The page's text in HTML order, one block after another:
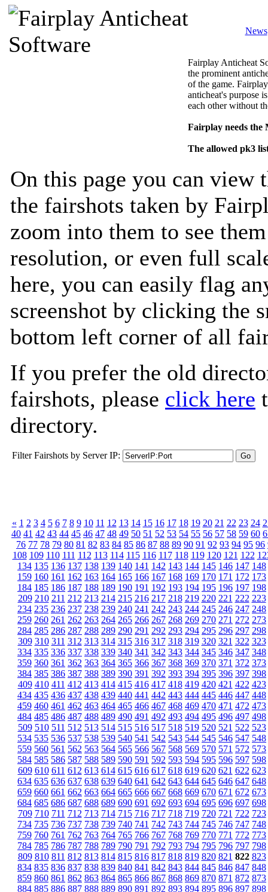
News
Fairplay Anticheat
the prominent
of the game.
anticheat's purpose
each other without
Fairplay needs
The allowed pk3
On this page you can view
the fairshots taken by
zoom into them to see
resolution, or even full
here, you can easily flag
screenshot by clicking the
bottom left corner of all
If you prefer the old
fairshots, please click here
directory.
Filter Fairshots by Server IP:
« 1 2 3 4 5 6 7 8 9 10 11 12 13 14 15 16 17 18 19 20 21 22 23 24
40 41 42 43 44 45 46 47 48 49 50 51 52 53 54 55 56 57 58 59 60
76 77 78 79 80 81 82 83 84 85 86 87 88 89 90 91 92 93 94 95 96
108 109 110 111 112 113 114 115 116 117 118 119 120 121 122
134 135 136 137 138 139 140 141 142 143 144 145 146 147 148
159 160 161 162 163 164 165 166 167 168 169 170 171 172 173
184 185 186 187 188 189 190 191 192 193 194 195 196 197 198
209 210 211 212 213 214 215 216 217 218 219 220 221 222 223
234 235 236 237 238 239 240 241 242 243 244 245 246 247 248
259 260 261 262 263 264 265 266 267 268 269 270 271 272 273
284 285 286 287 288 289 290 291 292 293 294 295 296 297 298
309 310 311 312 313 314 315 316 317 318 319 320 321 322 323
334 335 336 337 338 339 340 341 342 343 344 345 346 347 348
359 360 361 362 363 364 365 366 367 368 369 370 371 372 373
384 385 386 387 388 389 390 391 392 393 394 395 396 397 398
409 410 411 412 413 414 415 416 417 418 419 420 421 422 423
434 435 436 437 438 439 440 441 442 443 444 445 446 447 448
459 460 461 462 463 464 465 466 467 468 469 470 471 472 473
484 485 486 487 488 489 490 491 492 493 494 495 496 497 498
509 510 511 512 513 514 515 516 517 518 519 520 521 522 523
534 535 536 537 538 539 540 541 542 543 544 545 546 547 548
559 560 561 562 563 564 565 566 567 568 569 570 571 572 573
584 585 586 587 588 589 590 591 592 593 594 595 596 597 598
609 610 611 612 613 614 615 616 617 618 619 620 621 622 623
634 635 636 637 638 639 640 641 642 643 644 645 646 647 648
659 660 661 662 663 664 665 666 667 668 669 670 671 672 673
684 685 686 687 688 689 690 691 692 693 694 695 696 697 698
709 710 711 712 713 714 715 716 717 718 719 720 721 722 723
734 735 736 737 738 739 740 741 742 743 744 745 746 747 748
759 760 761 762 763 764 765 766 767 768 769 770 771 772 773
784 785 786 787 788 789 790 791 792 793 794 795 796 797 798
809 810 811 812 813 814 815 816 817 818 819 820 821 822 823
834 835 836 837 838 839 840 841 842 843 844 845 846 847 848
859 860 861 862 863 864 865 866 867 868 869 870 871 872 873
884 885 886 887 888 889 890 891 892 893 894 895 896 897 898